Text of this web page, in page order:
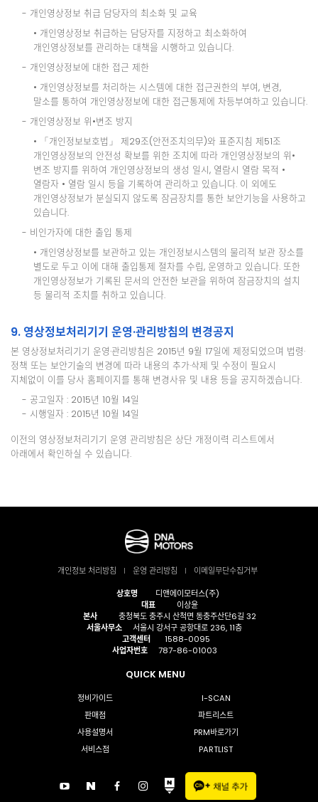
- 개인영상정보 취급 담당자의 최소화 및 교육
• 개인영상정보 취급하는 담당자를 지정하고 최소화하여
개인영상정보를 관리하는 대책을 시행하고 있습니다.
- 개인영상정보에 대한 접근 제한
• 개인영상정보를 처리하는 시스템에 대한 접근권한의 부여, 변경,
말소를 통하여 개인영상정보에 대한 접근통제에 차등부여하고 있습니다.
- 개인영상정보 위•변조 방지
• 「개인정보보호법」 제29조(안전조치의무)와 표준지침 제51조
개인영상정보의 안전성 확보를 위한 조치에 따라 개인영상정보의 위•
변조 방지를 위하여 개인영상정보의 생성 일시, 열람시 열람 목적 •
열람자 • 열람 일시 등을 기록하여 관리하고 있습니다. 이 외에도
개인영상정보가 분실되지 않도록 잠금장치를 통한 보안기능을 사용하고
있습니다.
- 비인가자에 대한 출입 통제
• 개인영상정보를 보관하고 있는 개인정보시스템의 물리적 보관 장소를
별도로 두고 이에 대해 출입통제 절차를 수립, 운영하고 있습니다. 또한
개인영상정보가 기록된 문서의 안전한 보관을 위하여 잠금장치의 설치
등 물리적 조치를 취하고 있습니다.
9. 영상정보처리기기 운영·관리방침의 변경공지
본 영상정보처리기기 운영·관리방침은 2015년 9월 17일에 제정되었으며 법령·
정책 또는 보안기술의 변경에 따라 내용의 추가·삭제 및 수정이 필요시
지체없이 이를 당사 홈페이지를 통해 변경사유 및 내용 등을 공지하겠습니다.
- 공고일자 : 2015년 10월 14일
- 시행일자 : 2015년 10월 14일
이전의 영상정보처리기기 운영 관리방침은 상단 개정이력 리스트에서
아래에서 확인하실 수 있습니다.
개인정보 처리방침 운영 관리방침
이메일무단수집거부
상호명
디앤에이모터스(주)
대표
이상윤
본사
충청북도 충주시 산척면 동충주산단6길 32
서울사무소
서울시 강서구 공항대로 236, 11층
고객센터
1588-0095
사업자번호
787-86-01003
QUICK MENU
정비가이드
I-SCAN
판매점
파트리스트
사용설명서
PRM바로가기
서비스점
PARTLIST